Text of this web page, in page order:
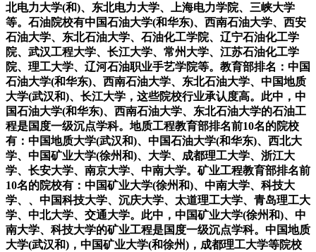
北电力大学(和)、东北电力大学、上海电力学院、三峡大学
等。石油院校有中国石油大学(和华东)、西南石油大学、西安
石油大学、东北石油大学、石油化工学院、辽宁石油化工学
院、武汉工程大学、长江大学、常州大学、江苏石油化工学
院、理工大学、辽河石油职业手艺学院等。教育部排名：中国
石油大学(和华东)、西南石油大学、东北石油大学、中国地质
大学(武汉和)、长江大学，这些院校行业承认度高。此中，中
国石油大学(和华东)、西南石油大学、东北石油大学的石油工
程是国度一级沉点学科。地质工程教育部排名前10名的院校
有：中国地质大学(武汉和)、中国石油大学(和华东)、西北大
学、中国矿业大学(徐州和)、大学、成都理工大学、浙江大
学、长安大学、南京大学、中南大学。矿业工程教育部排名前
10名的院校有：中国矿业大学(徐州和)、中南大学、科技大
学、、中国科技大学、沉庆大学、太道理工大学、青岛理工大
学、中北大学、交通大学。此中，中国矿业大学(徐州和)、中
南大学、科技大学的矿业工程是国度一级沉点学科。中国地质
大学(武汉和)，中国矿业大学(和徐州)，成都理工大学等院校